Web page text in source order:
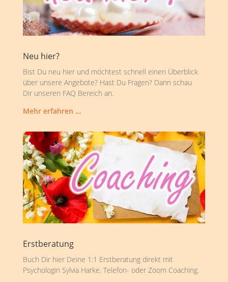
Neu hier?
Bist Du neu hier und möchtest schnell einen Überblick
über unsere Angebote? Hast Du Fragen? Dann schau
Dir unseren FAQ Bereich an.
Mehr erfahren …
Erstberatung
Buch Dir hier Deine 1:1 Erstberatung direkt mit
Psychologin Sylvia Harke. Telefon- oder Zoom Coaching.